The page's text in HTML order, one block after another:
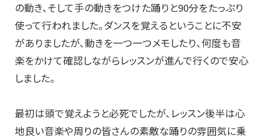
の動き、そして手の動きをつけた踊りと90分をたっぷり
使って行われました。ダンスを覚えるということに不安
がありましたが、動きを一つ一つメモしたり、何度も音
楽をかけて確認しながらレッスンが進んで行くので安心
しました。
最初は頭で覚えようと必死でしたが、レッスン後半は心
地良い音楽や周りの皆さんの素敵な踊りの雰囲気に乗